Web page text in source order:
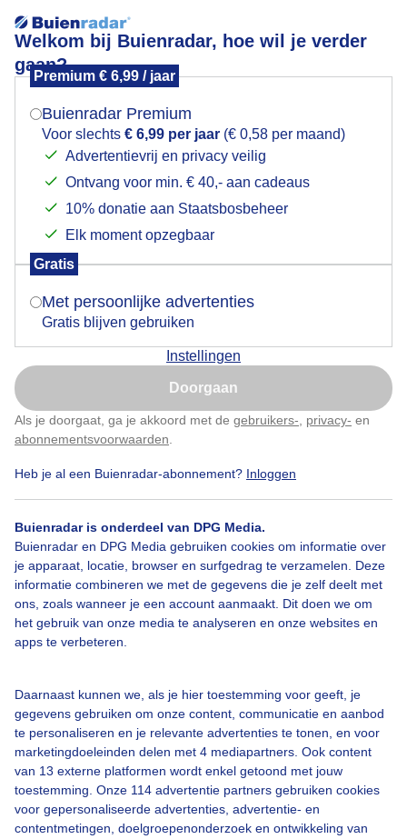
Welkom bij Buienradar, hoe wil je verder
gaan?
Premium € 6,99 / jaar
Buienradar Premium
Voor slechts € 6,99 per jaar (€ 0,58 per maand)
Advertentievrij en privacy veilig
Ontvang voor min. € 40,- aan cadeaus
10% donatie aan Staatsbosbeheer
Elk moment opzegbaar
Gratis
Met persoonlijke advertenties
Gratis blijven gebruiken
Instellingen
Doorgaan
Als je doorgaat, ga je akkoord met de gebruikers- privacy- en
abonnementsvoorwaarden
Heb je al een Buienradar-abonnement? Inloggen
Buienradar is onderdeel van DPG Media.
Buienradar en DPG Media gebruiken cookies om informatie over
je apparaat, locatie, browser en surfgedrag te verzamelen. Deze
informatie combineren we met de gegevens die je zelf deelt met
ons, zoals wanneer je een account aanmaakt. Dit doen we om
het gebruik van onze media te analyseren en onze websites en
apps te verbeteren.
Daarnaast kunnen we, als je hier toestemming voor geeft, je
gegevens gebruiken om onze content, communicatie en aanbod
te personaliseren en je relevante advertenties te tonen, en voor
marketingdoeleinden delen met 4 mediapartners. Ook content
van 13 externe platformen wordt enkel getoond met jouw
toestemming. Onze 114 advertentie partners gebruiken cookies
voor gepersonaliseerde advertenties, advertentie- en
contentmetingen, doelgroepenonderzoek en ontwikkeling van
Goedemorgen
Vanmorgen vroeg
Door: Dilia van Zon Gemaakt: 05-06-2026, 36x bekeken
Bekijk slideshow
Een moment geduld aub...
Mogen we je locatie gebruiken voor het
Indien je hier nog geen akkoord op hebt gegeven,
verschijnt er zo een pop-up uit je browser waarin
Is goed, toon de popup
Nu niet, misschien later
Klik hierom dit aan te passen